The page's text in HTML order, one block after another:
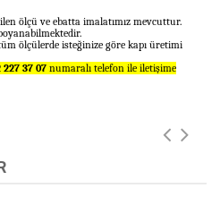
ölçü ve ebatta imalatımız mevcuttur.
ölçülerde isteğinize göre kapı üretimi
227 37 07 numaralı telefon ile iletişime